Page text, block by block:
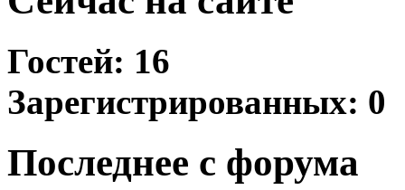
Гостей: 16
Зарегистрированных: 0
Последнее с форума